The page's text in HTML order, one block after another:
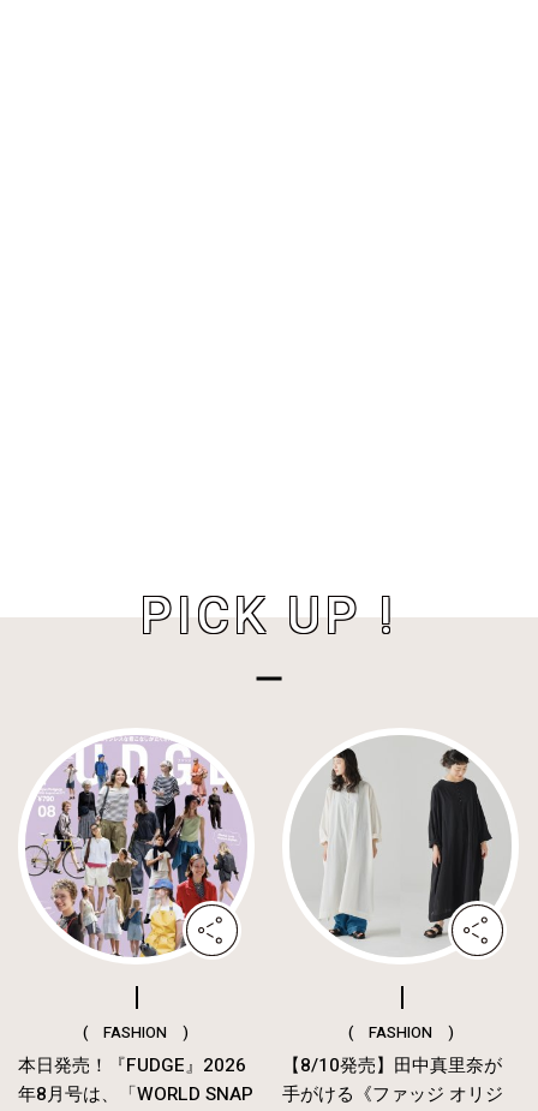
PICK UP !
( FASHION )
本日発売！『FUDGE』2026
年8月号は、「WORLD SNAP
( FASHION )
【8/10発売】田中真里奈が
手がける《ファッジ オリジ